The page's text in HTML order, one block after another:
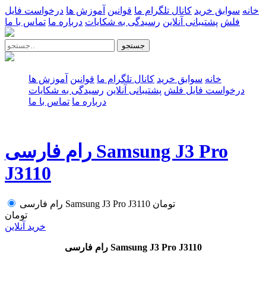
خانه سوابق خرید کانال تلگرام ما قوانین آموزش ها درخواست فایل
فلش پشتیبانی آنلاین رسیدگی به شکایات درباره ما تماس با ما
جستجو
خانه سوابق خرید کانال تلگرام ما قوانین آموزش ها
درخواست فایل فلش پشتیبانی آنلاین رسیدگی به شکایات
درباره ما تماس با ما
رام فارسی Samsung J3 Pro
J3110
رام فارسی Samsung J3 Pro J3110 تومان
تومان
خرید آنلاین
رام فارسی Samsung J3 Pro J3110